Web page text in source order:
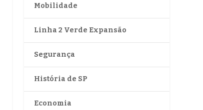
Mobilidade
Linha 2 Verde Expansão
Segurança
História de SP
Economia